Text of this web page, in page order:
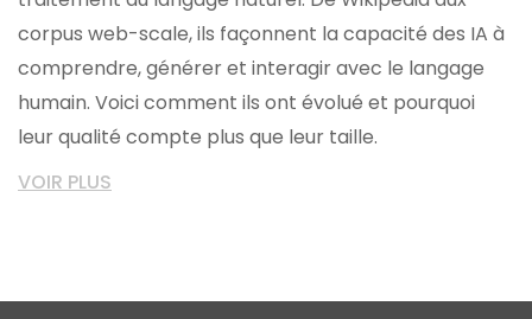
corpus web-scale, ils façonnent la capacité des IA à
comprendre, générer et interagir avec le langage
humain. Voici comment ils ont évolué et pourquoi
leur qualité compte plus que leur taille.
VOIR PLUS